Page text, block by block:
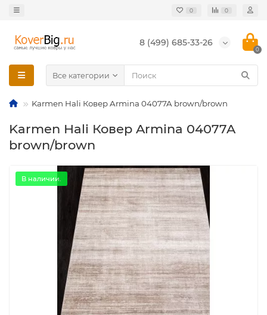
0 0
8 (499) 685-33-26
0
Все категории
Karmen Hali Ковер Armina 04077A brown/brown
Karmen Hali Ковер Armina 04077A
brown/brown
В наличии.